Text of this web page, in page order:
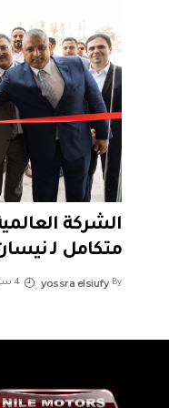
الشركة
متكامل لـ
By
yossra elsiufy 4 سنوات ago